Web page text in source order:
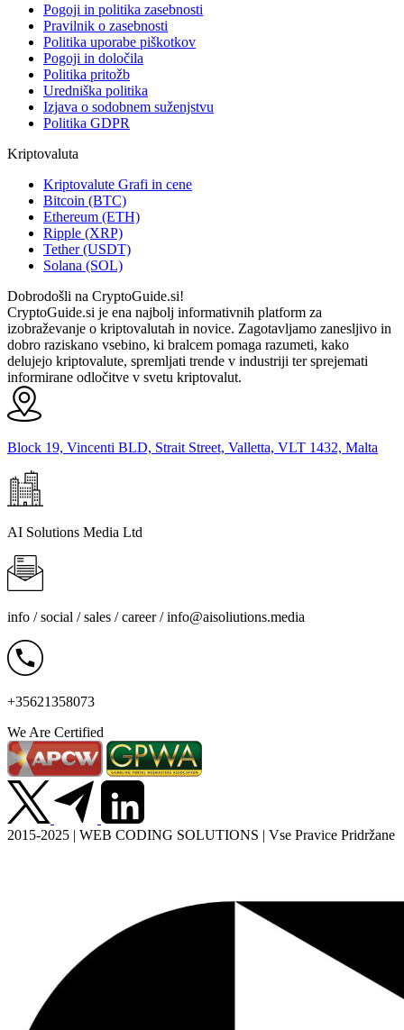
Pogoji in politika zasebnosti
Pravilnik o zasebnosti
Politika uporabe piškotkov
Pogoji in določila
Politika pritožb
Uredniška politika
Izjava o sodobnem suženjstvu
Politika GDPR
Kriptovaluta
Kriptovalute Grafi in cene
Bitcoin (BTC)
Ethereum (ETH)
Ripple (XRP)
Tether (USDT)
Solana (SOL)
Dobrodošli na CryptoGuide.si!
CryptoGuide.si je ena najbolj informativnih platform za
izobraževanje o kriptovalutah in novice. Zagotavljamo zanesljivo in
dobro raziskano vsebino, ki bralcem pomaga razumeti, kako
delujejo kriptovalute, spremljati trende v industriji ter sprejemati
informirane odločitve v svetu kriptovalut.
Block 19, Vincenti BLD, Strait Street, Valletta, VLT 1432, Malta
AI Solutions Media Ltd
info / social / sales / career /info@aisoliutions.media
+35621358073
We Are Certified
2015-2025 | WEB CODING SOLUTIONS | Vse Pravice Pridržane